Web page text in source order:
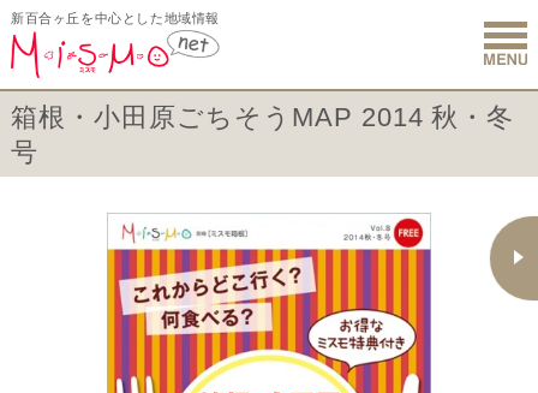
新百合ヶ丘を中心とした地域情報
新百合ヶ
箱根・小田原ごちそうMAP 2014 秋・冬
号